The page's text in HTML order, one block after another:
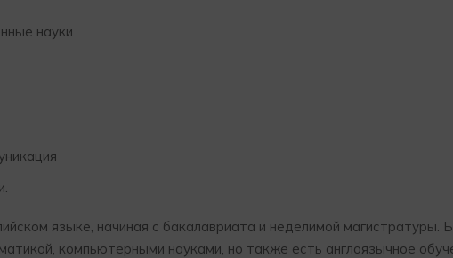
науки
языке, начиная с бакалавриата и неделимой магистратуры.
компьютерными науками, но также есть англоязычное